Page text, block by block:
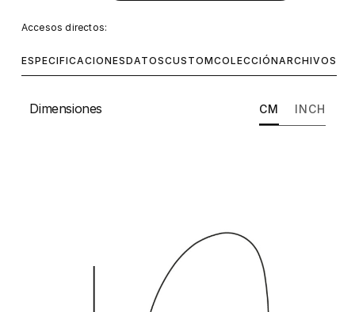
Accesos directos:
ESPECIFICACIONESDATOSCUSTOMCOLECCIÓNARCHIVOS
Dimensiones CM INCH